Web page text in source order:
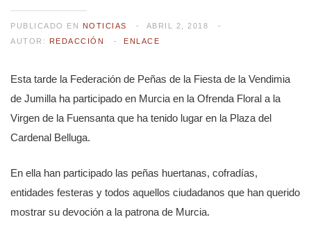
PUBLICADO EN NOTICIAS
ABRIL 2, 2018
AUTOR:
REDACCIÓN ENLACE
Esta tarde la Federación de Peñas de la Fiesta de la Vendimia
de Jumilla ha participado en Murcia en la Ofrenda Floral a la
Virgen de la Fuensanta que ha tenido lugar en la Plaza del
Cardenal Belluga.
En ella han participado las peñas huertanas, cofradías,
entidades festeras y todos aquellos ciudadanos que han querido
mostrar su devoción a la patrona de Murcia.